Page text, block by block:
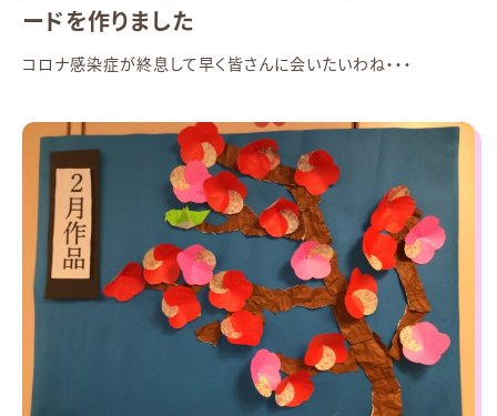
ードを作りました
コロナ感染症が終息して早く皆さんに会いたいわね・・・